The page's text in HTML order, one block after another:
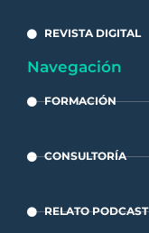
REVISTA DIGITAL
Navegación
FORMACIÓN
CONSULTORÍA
RELATO PODCAST